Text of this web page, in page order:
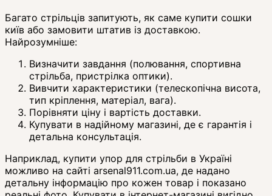
Багато стрільців запитують, як саме купити сошки
київ або замовити штатив із доставкою.
Найрозумніше:
Визначити завдання (полювання, спортивна
стрільба, пристрілка оптики).
Вивчити характеристики (телескопічна висота,
тип кріплення, матеріал, вага).
Порівняти ціну і вартість доставки.
Купувати в надійному магазині, де є гарантія і
детальна консультація.
Наприклад, купити упор для стрільби в Україні
можливо на сайті arsenal911.com.ua, де надано
детальну інформацію про кожен товар і показано